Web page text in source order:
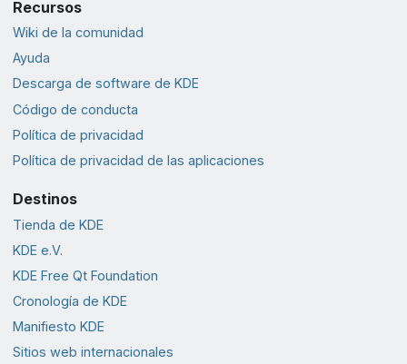
Recursos
Wiki de la comunidad
Ayuda
Descarga de software de KDE
Código de conducta
Política de privacidad
Política de privacidad de las aplicaciones
Destinos
Tienda de KDE
KDE e.V.
KDE Free Qt Foundation
Cronología de KDE
Manifiesto KDE
Sitios web internacionales